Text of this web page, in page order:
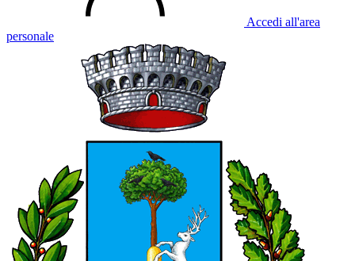
Accedi all'area
personale